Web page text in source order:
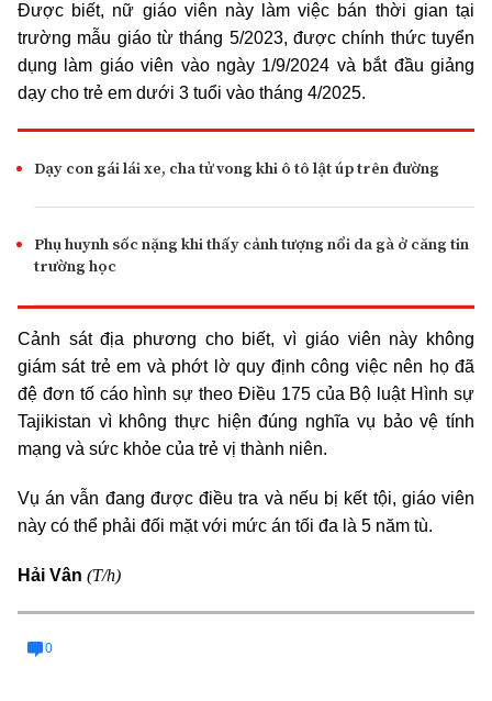
Được biết, nữ giáo viên này làm việc bán thời gian tại
trường mẫu giáo từ tháng 5/2023, được chính thức tuyển
dụng làm giáo viên vào ngày 1/9/2024 và bắt đầu giảng
dạy cho trẻ em dưới 3 tuổi vào tháng 4/2025.
Dạy con gái lái xe, cha tử vong khi ô tô lật úp trên đường
Phụ huynh sốc nặng khi thấy cảnh tượng nổi da gà ở căng tin
trường học
Cảnh sát địa phương cho biết, vì giáo viên này không
giám sát trẻ em và phớt lờ quy định công việc nên họ đã
đệ đơn tố cáo hình sự theo Điều 175 của Bộ luật Hình sự
Tajikistan vì không thực hiện đúng nghĩa vụ bảo vệ tính
mạng và sức khỏe của trẻ vị thành niên.
Vụ án vẫn đang được điều tra và nếu bị kết tội, giáo viên
này có thể phải đối mặt với mức án tối đa là 5 năm tù.
Hải Vân (T/h)
0